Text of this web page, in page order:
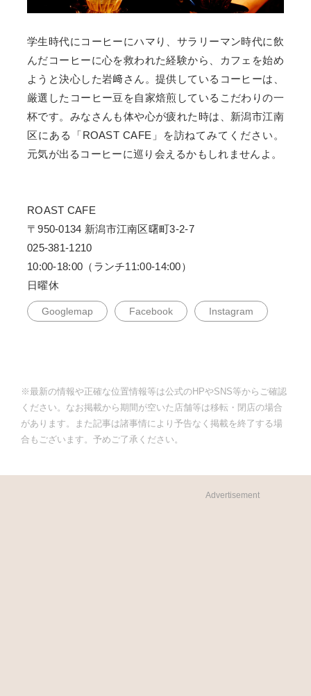
学生時代にコーヒーにハマり、サラリーマン時代に飲
んだコーヒーに心を救われた経験から、カフェを始め
ようと決心した岩﨑さん。提供しているコーヒーは、
厳選したコーヒー豆を自家焙煎しているこだわりの一
杯です。みなさんも体や心が疲れた時は、新潟市江南
区にある「ROAST CAFE」を訪ねてみてください。
元気が出るコーヒーに巡り会えるかもしれませんよ。
ROAST CAFE
〒950-0134 新潟市江南区曙町3-2-7
025-381-1210
10:00-18:00（ランチ11:00-14:00）
日曜休
Googlemap Facebook Instagram
※最新の情報や正確な位置情報等は公式のHPやSNS等からご確認
ください。なお掲載から期間が空いた店舗等は移転・閉店の場合
があります。また記事は諸事情により予告なく掲載を終了する場
合もございます。予めご了承ください。
Advertisement